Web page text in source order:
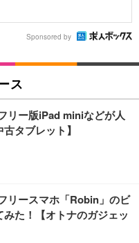
Sponsored by
ス
リー版iPad miniなどが人
タブレット】
リースマホ「Robin」のビ
た！【オトナのガジェッ